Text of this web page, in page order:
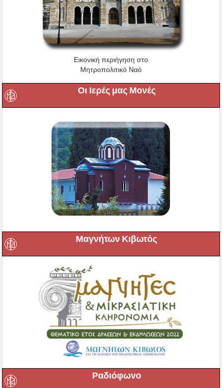
Εικονική περιήγηση στο
Μητροπολιτικό Ναό
Οι Ιερές μας Μονές
Μαγνήτων Κιβωτός
Ραδιόφωνο